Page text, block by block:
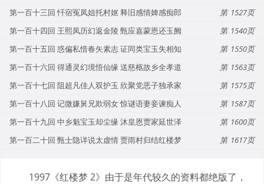
第一百十三回 忏宿冤凤姐托村妪 释旧感情婢感痴郎
1527
第一百十四回 王熙凤历幻返金陵 甄应嘉蒙恩还玉阙
1540
第一百十五回 惑偏私惜春矢素志 证同类宝玉失相知
1550
第一百十六回 得通灵幻境悟仙缘 送慈柩故乡全孝道
1563
第一百十七回 阻超凡佳人双护玉 欣聚党恶子独承家
1575
第一百十八回 记微嫌舅兄欺弱女 惊谜语妻妾谏痴人
1587
第一百十九回 中乡魁宝玉却尘缘 沐皇恩贾家延世泽
1600
第一百二十回 甄士隐详说太虚情 贾雨村归结红楼梦
1617
1997《红楼梦 2》由于是年代较久的资料都绝版了，